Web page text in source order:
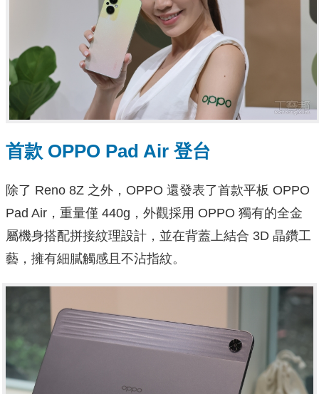
首款 OPPO Pad Air 登台
除了 Reno 8Z 之外，OPPO 還發表了首款平板 OPPO
Pad Air，重量僅 440g，外觀採用 OPPO 獨有的全金
屬機身搭配拼接紋理設計，並在背蓋上結合 3D 晶鑽工
藝，擁有細膩觸感且不沾指紋。